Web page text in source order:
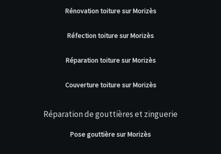
Rénovation toiture sur Morizès
Réfection toiture sur Morizès
Réparation toiture sur Morizès
Couverture toiture sur Morizès
Réparation de gouttières et zinguerie
Pose gouttière sur Morizès